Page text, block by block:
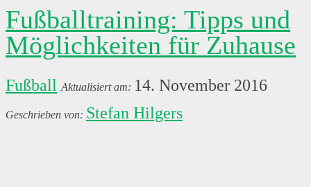
Fußballtraining: Tipps und
Möglichkeiten für Zuhause
Fußball
14. November 2016
Stefan Hilgers